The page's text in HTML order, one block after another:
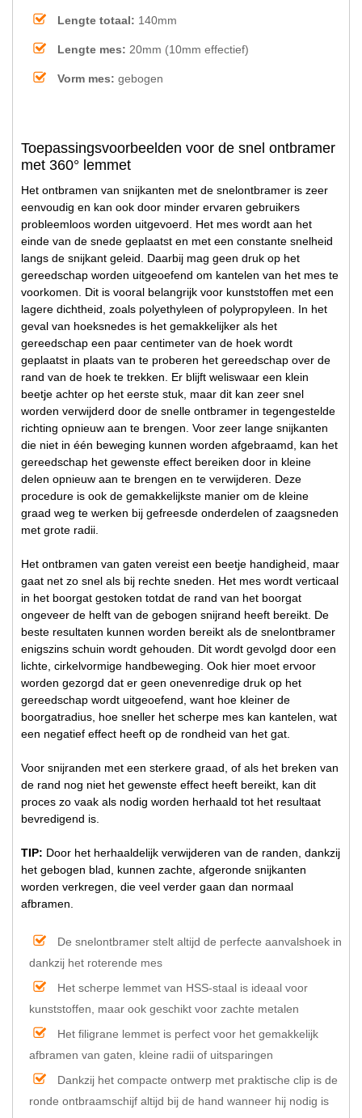
Lengte totaal: 140mm
Lengte mes: 20mm (10mm effectief)
Vorm mes: gebogen
Toepassingsvoorbeelden voor de snel ontbramer
met 360° lemmet
Het ontbramen van snijkanten met de snelontbramer is zeer
eenvoudig en kan ook door minder ervaren gebruikers
probleemloos worden uitgevoerd. Het mes wordt aan het
einde van de snede geplaatst en met een constante snelheid
langs de snijkant geleid. Daarbij mag geen druk op het
gereedschap worden uitgeoefend om kantelen van het mes te
voorkomen. Dit is vooral belangrijk voor kunststoffen met een
lagere dichtheid, zoals polyethyleen of polypropyleen. In het
geval van hoeksnedes is het gemakkelijker als het
gereedschap een paar centimeter van de hoek wordt
geplaatst in plaats van te proberen het gereedschap over de
rand van de hoek te trekken. Er blijft weliswaar een klein
beetje achter op het eerste stuk, maar dit kan zeer snel
worden verwijderd door de snelle ontbramer in tegengestelde
richting opnieuw aan te brengen. Voor zeer lange snijkanten
die niet in één beweging kunnen worden afgebraamd, kan het
gereedschap het gewenste effect bereiken door in kleine
delen opnieuw aan te brengen en te verwijderen. Deze
procedure is ook de gemakkelijkste manier om de kleine
graad weg te werken bij gefreesde onderdelen of zaagsneden
met grote radii.
Het ontbramen van gaten vereist een beetje handigheid, maar
gaat net zo snel als bij rechte sneden. Het mes wordt verticaal
in het boorgat gestoken totdat de rand van het boorgat
ongeveer de helft van de gebogen snijrand heeft bereikt. De
beste resultaten kunnen worden bereikt als de snelontbramer
enigszins schuin wordt gehouden. Dit wordt gevolgd door een
lichte, cirkelvormige handbeweging. Ook hier moet ervoor
worden gezorgd dat er geen onevenredige druk op het
gereedschap wordt uitgeoefend, want hoe kleiner de
boorgatradius, hoe sneller het scherpe mes kan kantelen, wat
een negatief effect heeft op de rondheid van het gat.
Voor snijranden met een sterkere graad, of als het breken van
de rand nog niet het gewenste effect heeft bereikt, kan dit
proces zo vaak als nodig worden herhaald tot het resultaat
bevredigend is.
TIP: Door het herhaaldelijk verwijderen van de randen, dankzij
het gebogen blad, kunnen zachte, afgeronde snijkanten
worden verkregen, die veel verder gaan dan normaal
afbramen.
De snelontbramer stelt altijd de perfecte aanvalshoek in
dankzij het roterende mes
Het scherpe lemmet van HSS-staal is ideaal voor
kunststoffen, maar ook geschikt voor zachte metalen
Het filigrane lemmet is perfect voor het gemakkelijk
afbramen van gaten, kleine radii of uitsparingen
Dankzij het compacte ontwerp met praktische clip is de
ronde ontbraamschijf altijd bij de hand wanneer hij nodig is